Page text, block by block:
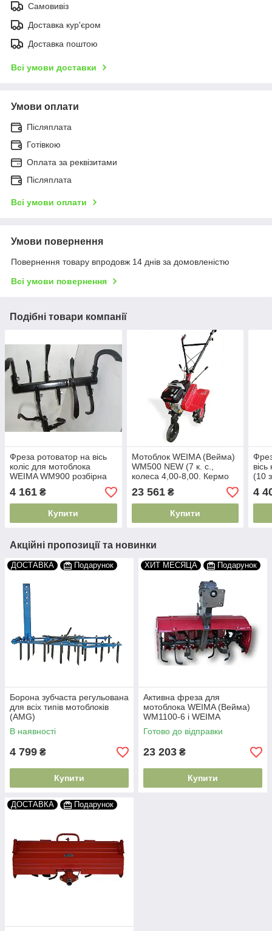
Самовивіз
Доставка кур'єром
Доставка поштою
Всі умови доставки
Умови оплати
Післяплата
Готівкою
Оплата за реквізитами
Післяплата
Всі умови оплати
Умови повернення
Повернення товару впродовж 14 днів за домовленістю
Всі умови повернення
Подібні товари компанії
Фреза ротоватор на вісь
коліс для мотоблока
WEIMA WM900 розбірна
4 161 ₴
Купити
Мотоблок WEIMA (Вейма)
WM500 NEW (7 к. с.,
колеса 4,00-8,00. Кермо
поворотний)
23 561₴
Купити
(10
4
Акційні пропозиції та новинки
ДОСТАВКА Подарунок
Борона зубчаста регульована
для всіх типів мотоблоків
(AMG)
В наявності
4 799 ₴
Купити
ХИТ МЕСЯЦА Подарунок
Активна фреза для
мотоблока WEIMA (Вейма)
WM1100-6 і WEIMA
WM1000N-6
Готово до відправки
23 203 ₴
Купити
ДОСТАВКА Подарунок